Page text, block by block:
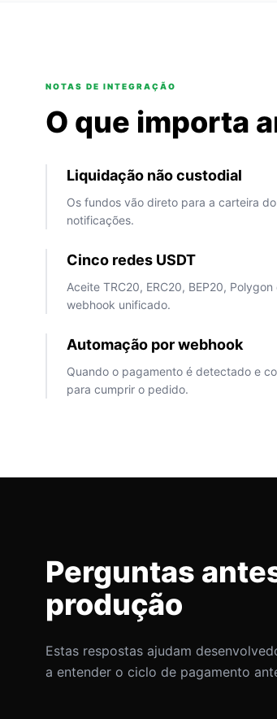
NOTAS DE INTEGRAÇÃO
O que importa
Liquidação não custodial
Os fundos vão direto para a carteira
notificações.
Cinco redes USDT
Aceite TRC20, ERC20, BEP20,
webhook unificado.
Automação por webhook
Quando o pagamento é detectado e
para cumprir o pedido.
Perguntas
produção
Estas respostas ajudam
a entender o ciclo de pagamento